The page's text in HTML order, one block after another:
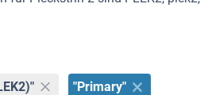
"Primary"